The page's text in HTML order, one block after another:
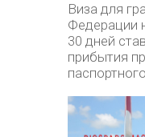
Виза для
Федерации
30 дней
прибытия